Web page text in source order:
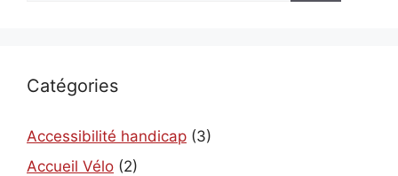
Catégories
Accessibilité handicap (3)
Accueil Vélo (2)